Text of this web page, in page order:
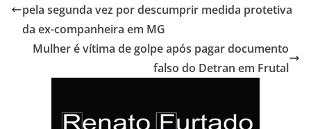
pela segunda vez por descumprir medida protetiva
da ex-companheira em MG
Mulher é vítima de golpe após pagar documento
falso do Detran em Frutal